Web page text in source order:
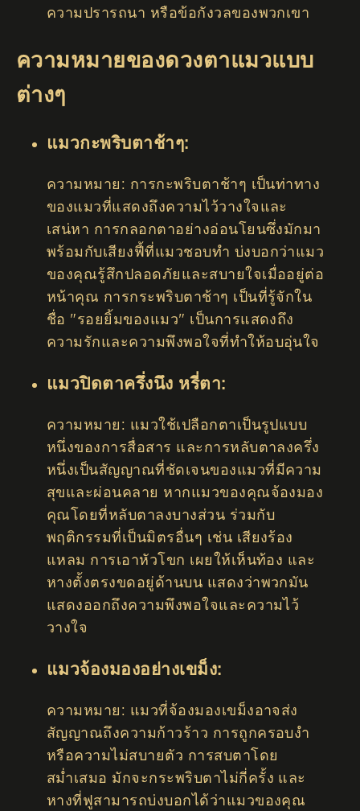
ความปรารถนา หรือข้อกังวลของพวกเขา
ความหมายของดวงตาแมวแบบ
ต่างๆ
แมวกะพริบตาช้าๆ:
ความหมาย: การกะพริบตาช้าๆ เป็นท่าทาง
ของแมวที่แสดงถึงความไว้วางใจและ
เสน่หา การกลอกตาอย่างอ่อนโยนซึ่งมักมา
พร้อมกับเสียงฟี้ที่แมวชอบทำ บ่งบอกว่าแมว
ของคุณรู้สึกปลอดภัยและสบายใจเมื่ออยู่ต่อ
หน้าคุณ การกระพริบตาช้าๆ เป็นที่รู้จักใน
ชื่อ "รอยยิ้มของแมว" เป็นการแสดงถึง
ความรักและความพึงพอใจที่ทำให้อบอุ่นใจ
แมวปิดตาครึ่งนึง หรี่ตา:
ความหมาย: แมวใช้เปลือกตาเป็นรูปแบบ
หนึ่งของการสื่อสาร และการหลับตาลงครึ่ง
หนึ่งเป็นสัญญาณที่ชัดเจนของแมวที่มีความ
สุขและผ่อนคลาย หากแมวของคุณจ้องมอง
คุณโดยที่หลับตาลงบางส่วน ร่วมกับ
พฤติกรรมที่เป็นมิตรอื่นๆ เช่น เสียงร้อง
แหลม การเอาหัวโขก เผยให้เห็นท้อง และ
หางตั้งตรงขดอยู่ด้านบน แสดงว่าพวกมัน
แสดงออกถึงความพึงพอใจและความไว้
วางใจ
แมวจ้องมองอย่างเขม็ง:
ความหมาย: แมวที่จ้องมองเขม็งอาจส่ง
สัญญาณถึงความก้าวร้าว การถูกครอบงำ
หรือความไม่สบายตัว การสบตาโดย
สม่ำเสมอ มักจะกระพริบตาไม่กี่ครั้ง และ
หางที่ฟูสามารถบ่งบอกได้ว่าแมวของคุณ